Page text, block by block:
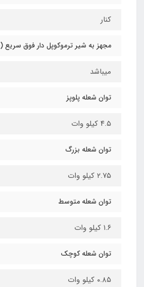
کنار
مجهز به شیر ترموکوپل دار فوق سریع (Top Time)
میباشد
توان شعله پلوپز
۴.۵ کیلو وات
توان شعله بزرگ
۲.۷۵ کیلو وات
توان شعله متوسط
۱.۶ کیلو وات
توان شعله کوچک
۰.۸۵ کیلو وات